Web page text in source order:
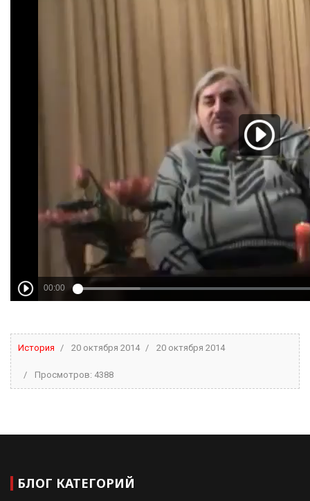
История 20 октября 2014 20 октября 2014
Просмотров: 4388
БЛОГ КАТЕГОРИЙ